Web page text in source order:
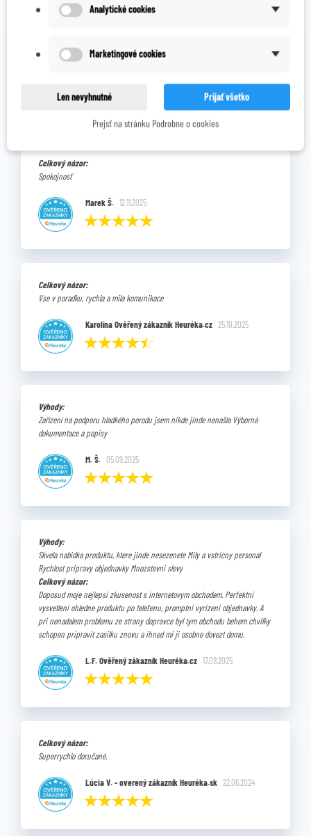
Pozrite si vybrané hodnotenia našich zákazníkov.
Rychle dodani, spolehlivost
Celkový názor:
Spokojnosť
Marek Š. 12.11.2025
Celkový názor:
Vse v poradku, rychla a mila komunikace
Karolína Ověřený zákazník Heuréka.cz 25.10.2025
Výhody:
Zařízení na podporu hladkého porodu jsem nikde jinde nenašla Výborná
dokumentace a popisy
M. Š. 05.09.2025
Výhody:
Skvela nabidka produktu, ktere jinde nesezenete Mily a vstricny personal
Rychlost pripravy objednavky Mnozstevni slevy
Celkový názor:
Doposud moje nejlepsi zkusenost s internetovym obchodem. Perfektni
vysvetleni ohledne produktu po telefenu, promptni vyrizeni objednavky. A
pri nenadalem problemu ze strany dopravce byl tym obchodu behem chvilky
schopen pripravit zasilku znovu a ihned mi ji osobne dovezt domu.
L.F. Ověřený zákazník Heuréka.cz 17.08.2025
Celkový názor:
Superrychlo doručané.
Lúcia V. - overený zákazník Heuréka.sk 22.06.2024
Analytické cookies
Marketingové cookies
Len nevyhnutné Prijať všetko
Prejsť na stránku Podrobne o cookies